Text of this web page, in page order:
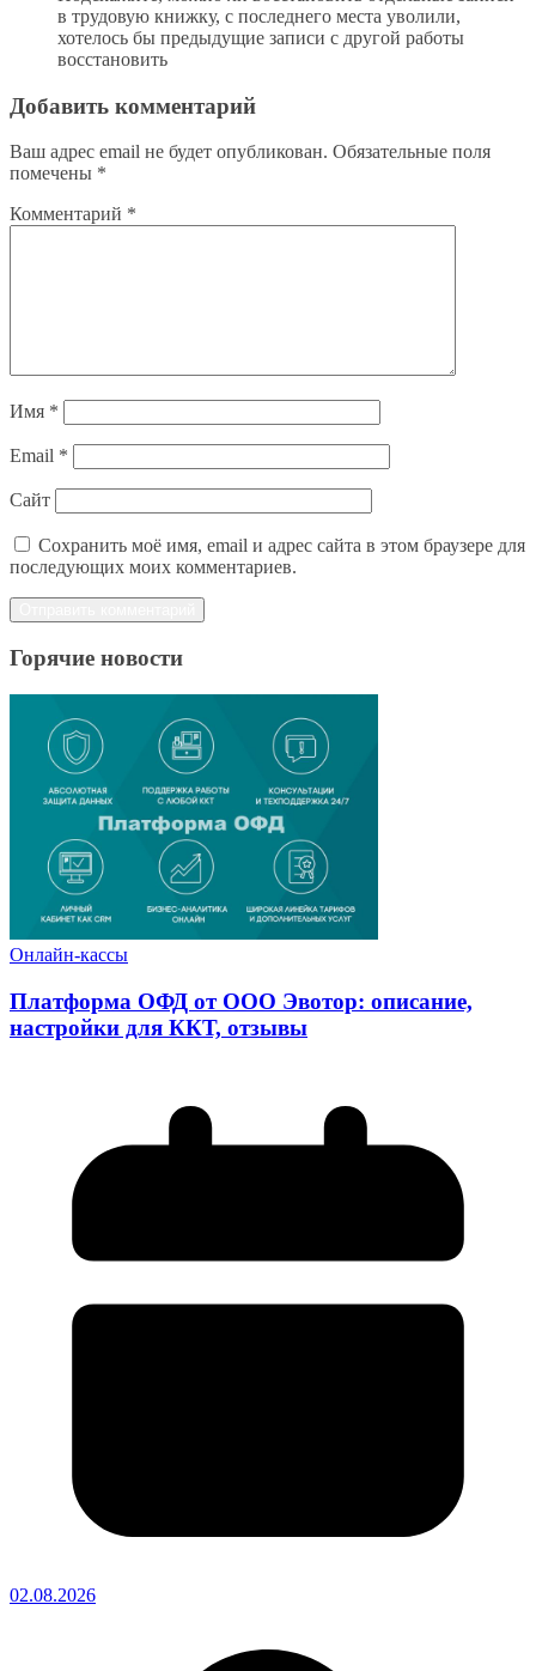
в трудовую книжку, с последнего места уволили,
хотелось бы предыдущие записи с другой работы
восстановить
Добавить комментарий
Ваш адрес email не будет опубликован. Обязательные поля
помечены *
Комментарий *
Имя *
Email *
Сайт
Сохранить моё имя, email и адрес сайта в этом браузере для
последующих моих комментариев.
Горячие новости
Онлайн-кассы
Платформа ОФД от ООО Эвотор: описание,
настройки для ККТ, отзывы
02.08.2026